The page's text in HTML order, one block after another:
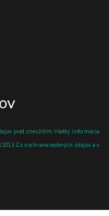
pred zneužitím. Všetky informácie,
Z.z. o ochrane osobných údajov a o